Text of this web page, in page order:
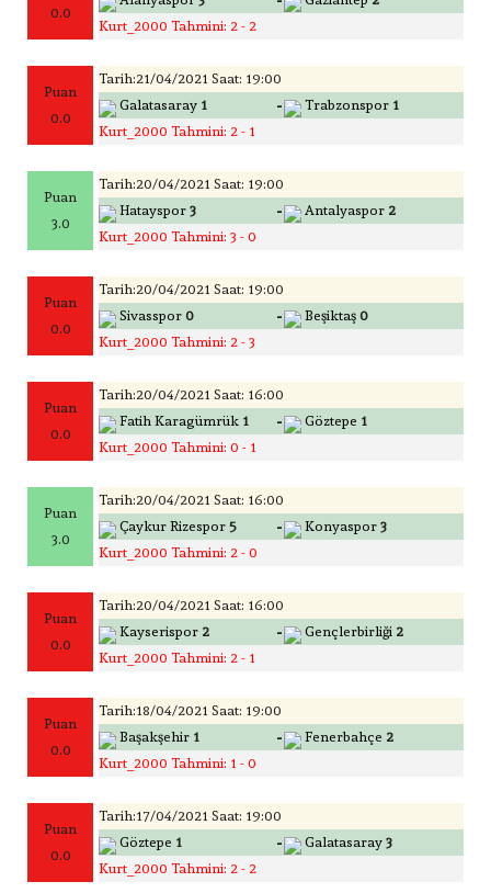
0.0
Kurt_2000 Tahmini: 2 - 2
Puan
0.0
Tarih:21/04/2021 Saat: 19:00
Galatasaray 1 - Trabzonspor 1
Kurt_2000 Tahmini: 2 - 1
Puan
3.0
Tarih:20/04/2021 Saat: 19:00
Hatayspor 3 - Antalyaspor 2
Kurt_2000 Tahmini: 3 - 0
Puan
0.0
Tarih:20/04/2021 Saat: 19:00
Sivasspor 0 - Beşiktaş 0
Kurt_2000 Tahmini: 2 - 3
Puan
0.0
Tarih:20/04/2021 Saat: 16:00
Fatih Karagümrük 1 - Göztepe 1
Kurt_2000 Tahmini: 0 - 1
Puan
3.0
Tarih:20/04/2021 Saat: 16:00
Çaykur Rizespor 5 - Konyaspor 3
Kurt_2000 Tahmini: 2 - 0
Puan
0.0
Tarih:20/04/2021 Saat: 16:00
Kayserispor 2 - Gençlerbirliği 2
Kurt_2000 Tahmini: 2 - 1
Puan
0.0
Tarih:18/04/2021 Saat: 19:00
Başakşehir 1 - Fenerbahçe 2
Kurt_2000 Tahmini: 1 - 0
Puan
0.0
Tarih:17/04/2021 Saat: 19:00
Göztepe 1 - Galatasaray 3
Kurt_2000 Tahmini: 2 - 2